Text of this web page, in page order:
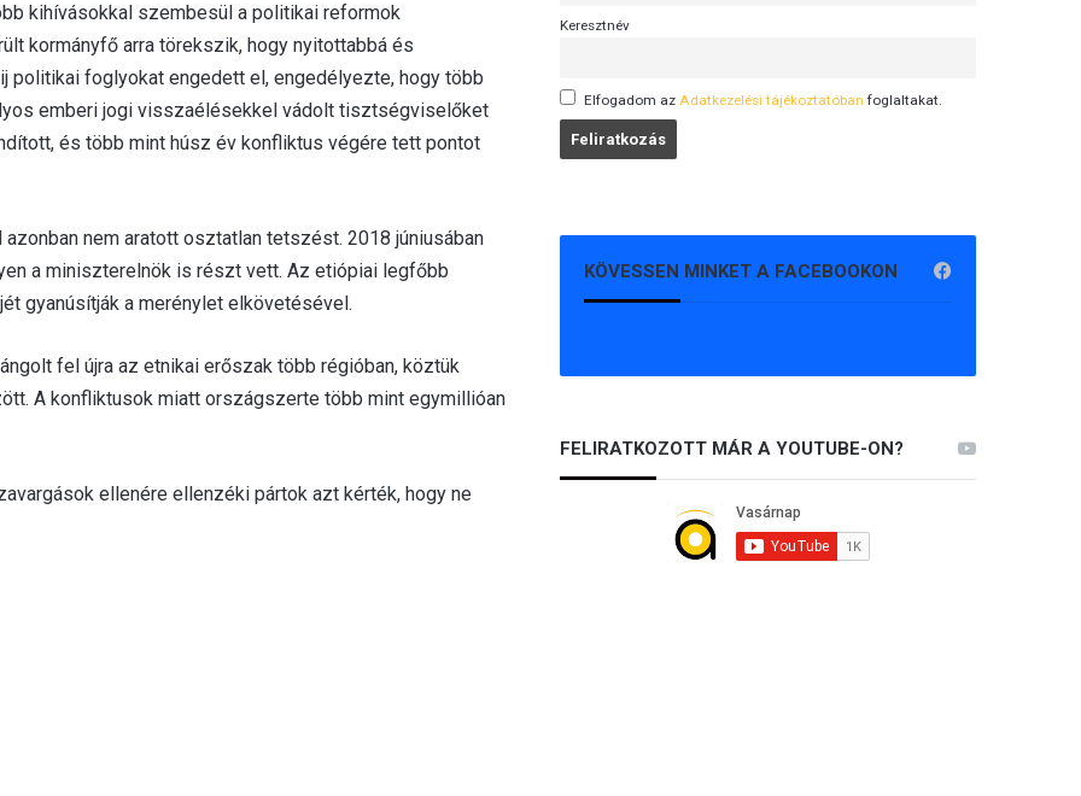
kihívásokkal szembesül a politikai reformok
kormányfő arra törekszik, hogy nyitottabbá és
politikai foglyokat engedett el, engedélyezte, hogy több
emberi jogi visszaélésekkel vádolt tisztségviselőket
és több mint húsz év konfliktus végére tett pontot
nem aratott osztatlan tetszést. 2018 júniusában
a miniszterelnök is részt vett. Az etiópiai legfőbb
gyanúsítják a merénylet elkövetésével.
fel újra az etnikai erőszak több régióban, köztük
A konfliktusok miatt országszerte több mint egymillióan
ellenére ellenzéki pártok azt kérték, hogy ne
Keresztnév
Elfogadom az Adatkezelési tájékoztatóban foglaltakat.
KÖVESSEN MINKET A FACEBOOKON
FELIRATKOZOTT MÁR A YOUTUBE-ON?